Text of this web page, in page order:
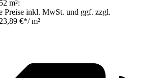
m²:
inkl. MwSt. und ggf. zzgl.
23,89 €*/ m²